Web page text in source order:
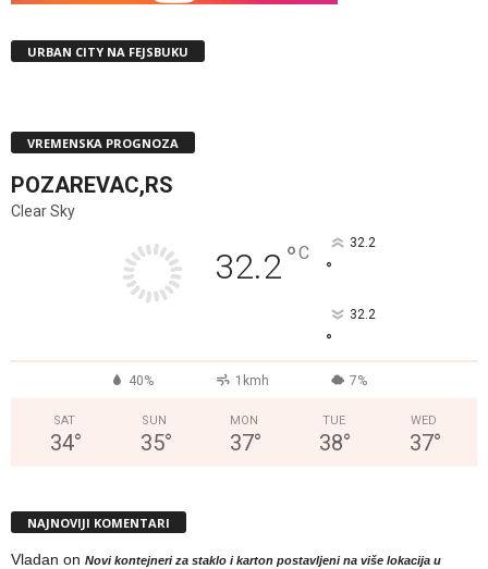
URBAN CITY NA FEJSBUKU
VREMENSKA PROGNOZA
POZAREVAC,RS
Clear Sky
32.2°C 32.2
°
32.2
°
40% 1kmh 7%
SAT
34°
SUN
35°
MON
37°
TUE
38°
WED
37°
NAJNOVIJI KOMENTARI
Vladan on Novi kontejneri za staklo i karton postavljeni na više lokacija u